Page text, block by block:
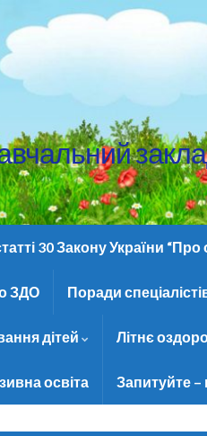
30 Закону України “Про
ЗДО Поради
дітей Літнє
освіта Запитуйте –